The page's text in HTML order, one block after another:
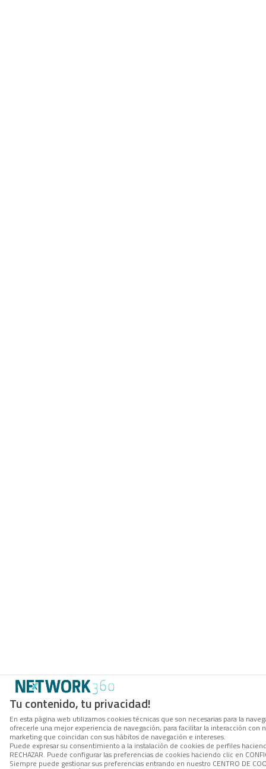
Tu contenido, tu privacidad!
En esta página web utilizamos cookies técnicas que son necesarias para la
ofrecerle una mejor experiencia de navegación, para facilitar la interacción
marketing que coincidan con sus hábitos de navegación e intereses.
Puede expresar su consentimiento a la instalación de cookies de perfiles
RECHAZAR. Puede configurar las preferencias de cookies haciendo clic en
Siempre puede gestionar sus preferencias entrando en nuestro CENTRO DE